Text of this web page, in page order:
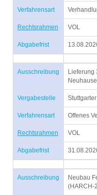
Verfahrensart
Rechtsrahmen VOL
Abgabefrist
Ausschreibung
Lieferung
Vergabestelle
Verfahrensart Offenes
Rechtsrahmen VOL
Abgabefrist
Ausschreibung
Neubau
(HARCH-